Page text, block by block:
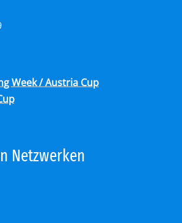
Week / Austria Cup
Netz­wer­ken